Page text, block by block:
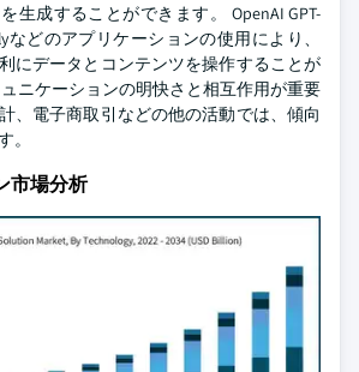
生成することができます。 OpenAI GPT-
などのアプリケーションの使用により、
にデータとコンテンツを操作することが
ニケーションの明快さと相互作用が重要
、電子商取引などの他の活動では、傾向
。
市場分析